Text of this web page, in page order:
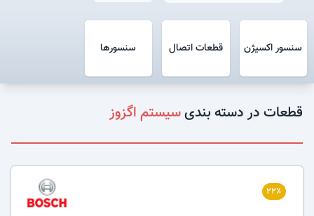
سنسور اکسیژن قطعات اتصال سنسورها
قطعات در دسته بندیسیستم اگزوز
۲۲٪